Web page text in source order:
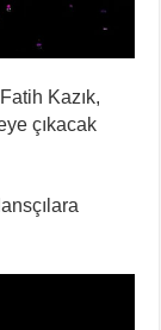
Kazık,
çıkacak